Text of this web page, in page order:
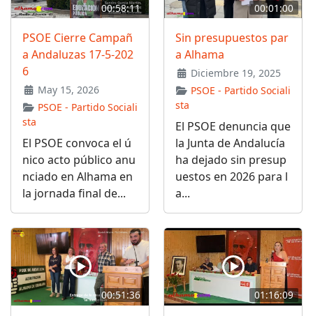
00:58:11
PSOE Cierre Campañ
a Andaluzas 17-5-202
6
May 15, 2026
PSOE - Partido Sociali
sta
El PSOE convoca el ú
nico acto público anu
nciado en Alhama en
la jornada final de...
00:01:00
Sin presupuestos par
a Alhama
Diciembre 19, 2025
PSOE - Partido Sociali
sta
El PSOE denuncia que
la Junta de Andalucía
ha dejado sin presup
uestos en 2026 para l
a...
00:51:36 01:16:09